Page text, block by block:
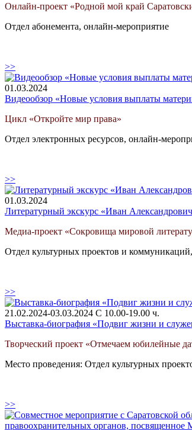
Онлайн-проект «Родной мой край
Отдел абонемента, онлайн-мероприятие
>>
01.03.2024
Видеообзор «Новые условия выплаты
Цикл «Откройте мир права»
Отдел электронных ресурсов, онлайн-
>>
01.03.2024
Литературный экскурс «Иван
Медиа-проект «Сокровища мировой
Отдел культурных проектов и
>>
21.02.2024-03.03.2024 С 10.00-19.00 ч.
Выставка-биография «Подвиг жизни и
Творческий проект «Отмечаем юбилейные
Место проведения: Отдел культурных
>>